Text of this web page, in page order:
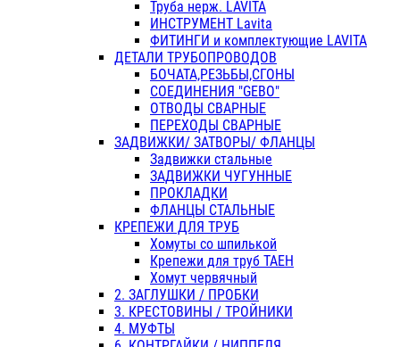
Труба нерж. LAVITA
ИНСТРУМЕНТ Lavita
ФИТИНГИ и комплектующие LAVITA
ДЕТАЛИ ТРУБОПРОВОДОВ
БОЧАТА,РЕЗЬБЫ,СГОНЫ
СОЕДИНЕНИЯ "GEBO"
ОТВОДЫ СВАРНЫЕ
ПЕРЕХОДЫ СВАРНЫЕ
ЗАДВИЖКИ/ ЗАТВОРЫ/ ФЛАНЦЫ
Задвижки стальные
ЗАДВИЖКИ ЧУГУННЫЕ
ПРОКЛАДКИ
ФЛАНЦЫ СТАЛЬНЫЕ
КРЕПЕЖИ ДЛЯ ТРУБ
Хомуты со шпилькой
Крепежи для труб ТАЕН
Хомут червячный
2. ЗАГЛУШКИ / ПРОБКИ
3. КРЕСТОВИНЫ / ТРОЙНИКИ
4. МУФТЫ